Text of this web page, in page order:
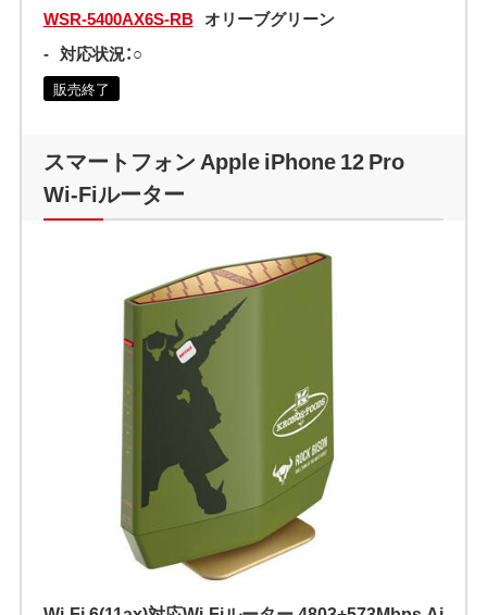
WSR-5400AX6S-RB オリーブグリーン
- 対応状況：○
販売終了
スマートフォン Apple iPhone 12 Pro
Wi-Fiルーター